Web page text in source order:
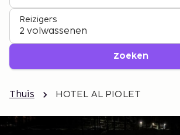
Reizigers
2 volwassenen
Zoeken
Thuis HOTEL AL PIOLET